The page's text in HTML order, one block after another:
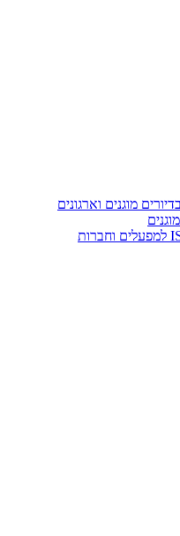
מוגנים וארגונים